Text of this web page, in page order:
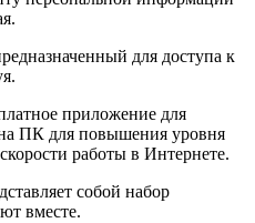
для доступа к
приложение для
ПК для повышения уровня
работы в Интернете.
собой набор
вместе.